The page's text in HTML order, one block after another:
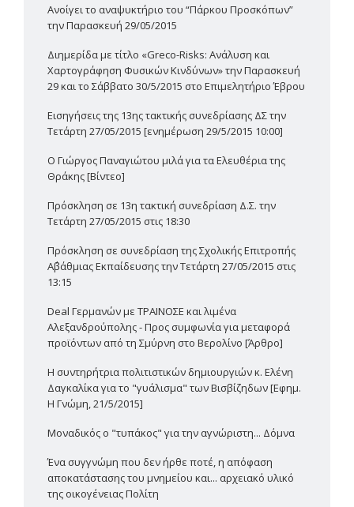
Ανοίγει το αναψυκτήριο του “Πάρκου Προσκόπων”
την Παρασκευή 29/05/2015
Διημερίδα με τίτλο «Greco-Risks: Ανάλυση και
Χαρτογράφηση Φυσικών Κινδύνων» την Παρασκευή
29 και το Σάββατο 30/5/2015 στο Επιμελητήριο Έβρου
Εισηγήσεις της 13ης τακτικής συνεδρίασης ΔΣ την
Τετάρτη 27/05/2015 [ενημέρωση 29/5/2015 10:00]
Ο Γιώργος Παναγιώτου μιλά για τα Ελευθέρια της
Θράκης [Βίντεο]
Πρόσκληση σε 13η τακτική συνεδρίαση Δ.Σ. την
Τετάρτη 27/05/2015 στις 18:30
Πρόσκληση σε συνεδρίαση της Σχολικής Επιτροπής
Α΄βάθμιας Εκπαίδευσης την Τετάρτη 27/05/2015 στις
13:15
Deal Γερμανών με ΤΡΑΙΝΟΣΕ και λιμένα
Αλεξανδρούπολης - Προς συμφωνία για μεταφορά
προϊόντων από τη Σμύρνη στο Βερολίνο [Άρθρο]
Η συντηρήτρια πολιτιστικών δημιουργιών κ. Ελένη
Δαγκαλίκα για το "γυάλισμα" των Βισβίζηδων [Εφημ.
Η Γνώμη, 21/5/2015]
Μοναδικός ο "τυπάκος" για την αγνώριστη... Δόμνα
Ένα συγγνώμη που δεν ήρθε ποτέ, η απόφαση
αποκατάστασης του μνημείου και... αρχειακό υλικό
της οικογένειας Πολίτη